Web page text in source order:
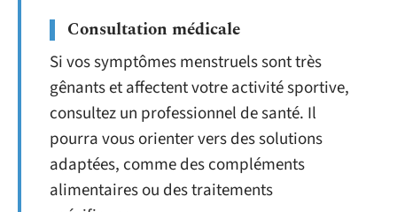
Consultation médicale
Si vos symptômes menstruels sont très
gênants et affectent votre activité sportive,
consultez un professionnel de santé. Il
pourra vous orienter vers des solutions
adaptées, comme des compléments
alimentaires ou des traitements